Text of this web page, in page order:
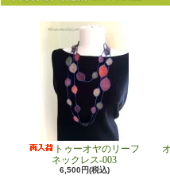
トゥーオヤのリーフ
ネックレス-003
6,500円(税込)